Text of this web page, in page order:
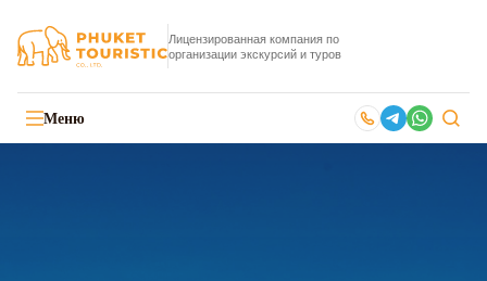
Лицензированная компания по
организации экскурсий и туров
Меню